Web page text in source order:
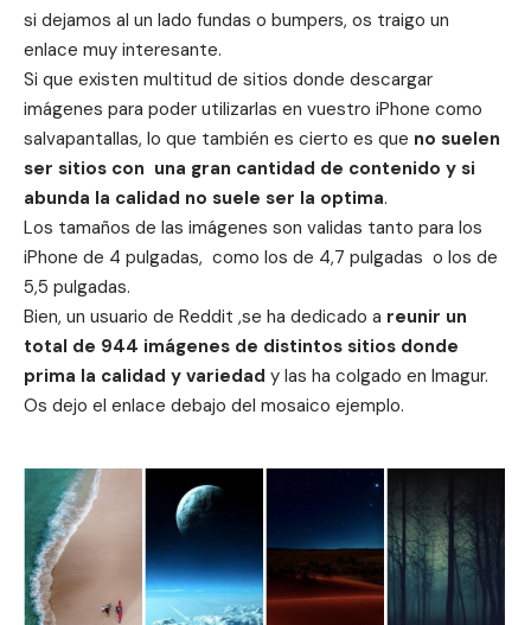
si dejamos al un lado fundas o bumpers, os traigo un
enlace muy interesante.
Si que existen multitud de sitios donde descargar
imágenes para poder utilizarlas en vuestro iPhone como
salvapantallas, lo que también es cierto es que no suelen
ser sitios con una gran cantidad de contenido y si
abunda la calidad no suele ser la optima.
Los tamaños de las imágenes son validas tanto para los
iPhone de 4 pulgadas, como los de 4,7 pulgadas o los de
5,5 pulgadas.
Bien, un usuario de Reddit ,se ha dedicado a reunir un
total de 944 imágenes de distintos sitios donde
prima la calidad y variedad y las ha colgado en Imagur.
Os dejo el enlace debajo del mosaico ejemplo.